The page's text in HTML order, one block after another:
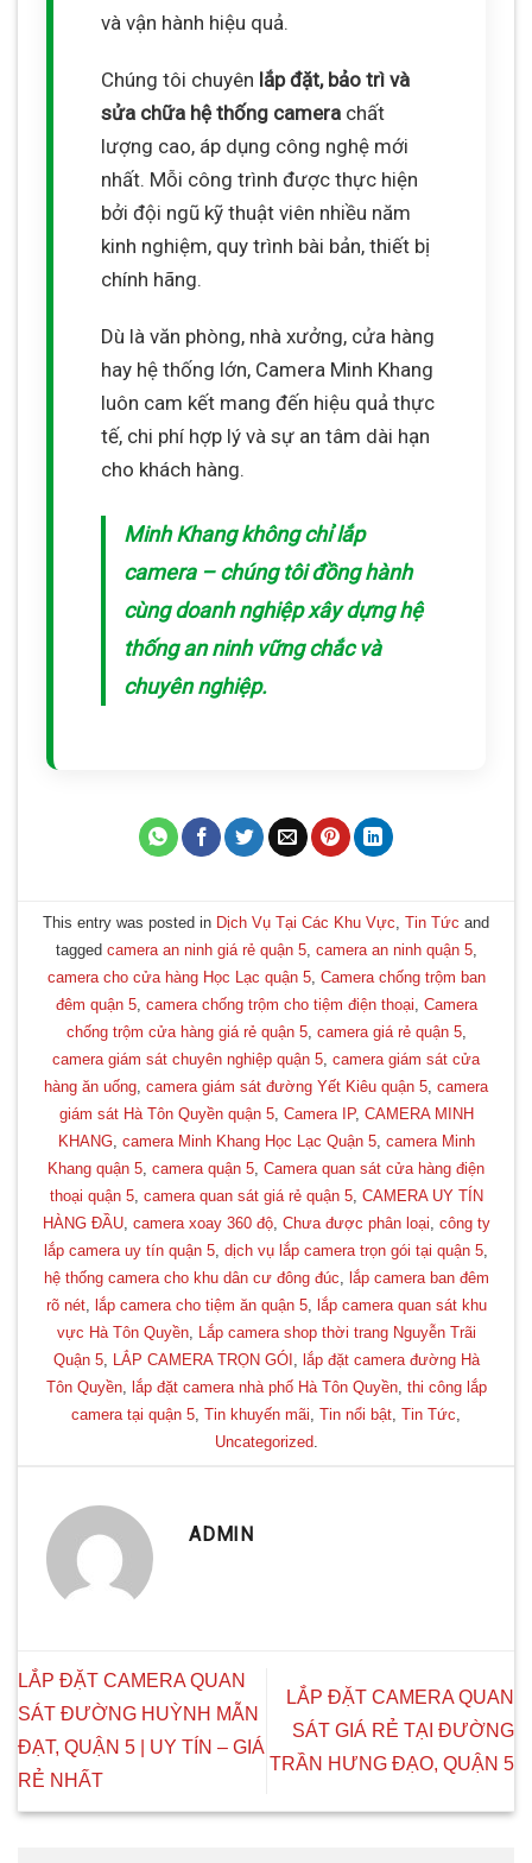
và vận hành hiệu quả.
Chúng tôi chuyên lắp đặt, bảo trì và
sửa chữa hệ thống camera chất
lượng cao, áp dụng công nghệ mới
nhất. Mỗi công trình được thực hiện
bởi đội ngũ kỹ thuật viên nhiều năm
kinh nghiệm, quy trình bài bản, thiết bị
chính hãng.
Dù là văn phòng, nhà xưởng, cửa hàng
hay hệ thống lớn, Camera Minh Khang
luôn cam kết mang đến hiệu quả thực
tế, chi phí hợp lý và sự an tâm dài hạn
cho khách hàng.
Minh Khang không chỉ lắp
camera – chúng tôi đồng hành
cùng doanh nghiệp xây dựng hệ
thống an ninh vững chắc và
chuyên nghiệp.
This entry was posted in Dịch Vụ Tại Các Khu Vực, Tin Tức and
tagged camera an ninh giá rẻ quận 5, camera an ninh quận 5,
camera cho cửa hàng Học Lạc quận 5, Camera chống trộm ban
đêm quận 5, camera chống trộm cho tiệm điện thoại, Camera
chống trộm cửa hàng giá rẻ quận 5, camera giá rẻ quận 5,
camera giám sát chuyên nghiệp quận 5, camera giám sát cửa
hàng ăn uống, camera giám sát đường Yết Kiêu quận 5, camera
giám sát Hà Tôn Quyền quận 5, Camera IP, CAMERA MINH
KHANG, camera Minh Khang Học Lạc Quận 5, camera Minh
Khang quận 5, camera quận 5, Camera quan sát cửa hàng điện
thoại quận 5, camera quan sát giá rẻ quận 5, CAMERA UY TÍN
HÀNG ĐẦU, camera xoay 360 độ, Chưa được phân loại, công ty
lắp camera uy tín quận 5, dịch vụ lắp camera trọn gói tại quận 5,
hệ thống camera cho khu dân cư đông đúc, lắp camera ban đêm
rõ nét, lắp camera cho tiệm ăn quận 5, lắp camera quan sát khu
vực Hà Tôn Quyền, Lắp camera shop thời trang Nguyễn Trãi
Quận 5, LẮP CAMERA TRỌN GÓI , lắp đặt camera đường Hà
Tôn Quyền, lắp đặt camera nhà phố Hà Tôn Quyền, thi công lắp
camera tại quận 5, Tin khuyến mãi, Tin nổi bật, Tin Tức,
Uncategorized.
ADMIN
LẮP ĐẶT CAMERA QUAN
SÁT ĐƯỜNG HUỲNH MẪN
ĐẠT, QUẬN 5 | UY TÍN – GIÁ
RẺ NHẤT
LẮP ĐẶT CAMERA QUAN
SÁT GIÁ RẺ TẠI ĐƯỜNG
TRẦN HƯNG ĐẠO, QUẬN 5